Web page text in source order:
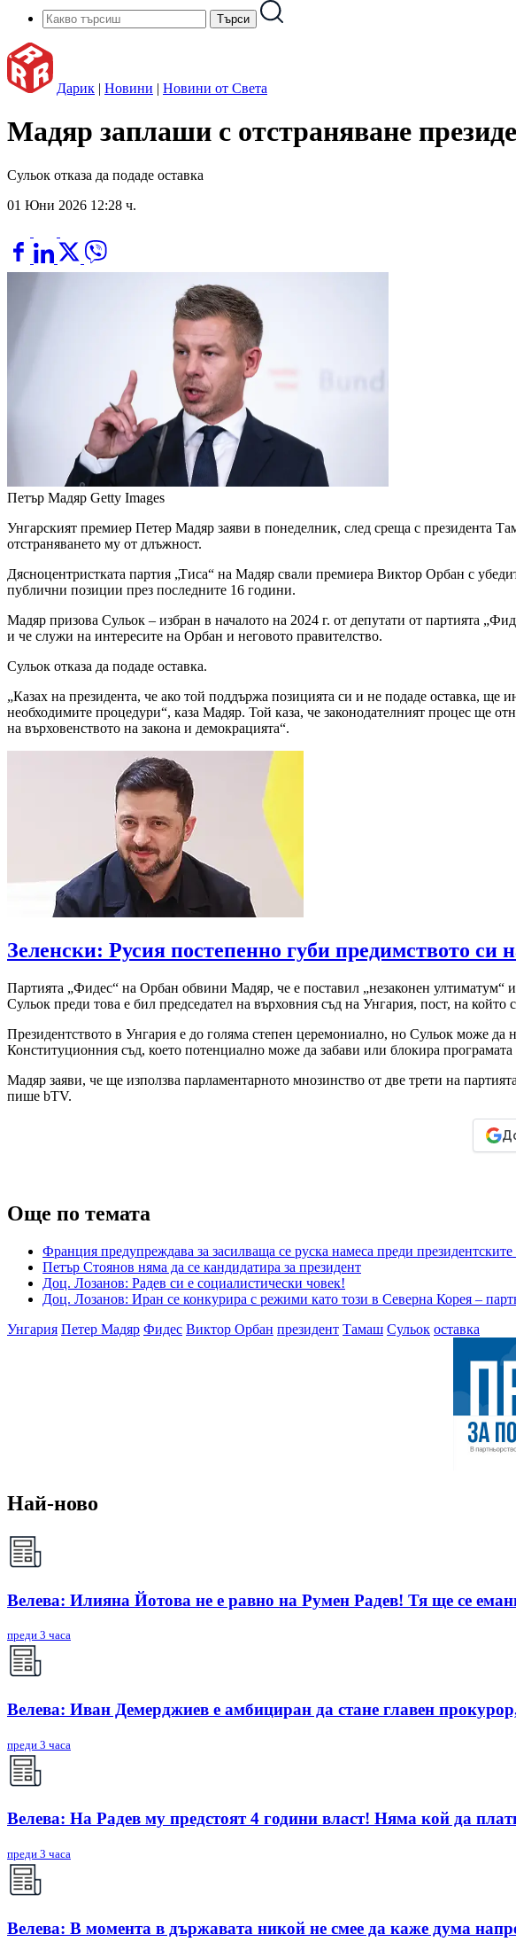
Дарик | Новини | Новини от Света
Мадяр заплаши с отстраняване
Сульок отказа да подаде оставка
01 Юни 2026 12:28 ч.
Петър Мадяр Getty Images
Унгарският премиер Петер Мадяр заяви в понеделник, след среща с президента
отстраняването му от длъжност.
Дясноцентристката партия „Тиса“ на Мадяр свали премиера Виктор Орбан с
публични позиции през последните 16 години.
Мадяр призова Сульок – избран в началото на 2024 г. от депутати от партията
и че служи на интересите на Орбан и неговото правителство.
Сульок отказа да подаде оставка.
„Казах на президента, че ако той поддържа позицията си и не подаде оставка,
необходимите процедури“, каза Мадяр. Той каза, че законодателният процес ще
на върховенството на закона и демокрацията“.
Зеленски: Русия постепенно губи предимството си
Партията „Фидес“ на Орбан обвини Мадяр, че е поставил „незаконен ултиматум“
Сульок преди това е бил председател на върховния съд на Унгария, пост, на който
Президентството в Унгария е до голяма степен церемониално, но Сульок може да
Конституционния съд, което потенциално може да забави или блокира
Мадяр заяви, че ще използва парламентарното мнозинство от две трети на
пише bTV.
Още по темата
Франция предупреждава за засилваща се руска намеса преди президентските
Петър Стоянов няма да се кандидатира за президент
Доц. Лозанов: Радев си е социалистически човек!
Доц. Лозанов: Иран се конкурира с режими като този в Северна Корея –
Унгария Петер Мадяр Фидес Виктор Орбан президент Тамаш Сульок оставка
Най-ново
Велева: Илияна Йотова не е равно на Румен Радев! Тя ще се
преди 3 часа
Велева: Иван Демерджиев е амбициран да стане главен
преди 3 часа
Велева: На Радев му предстоят 4 години власт! Няма кой да
преди 3 часа
Велева: В момента в държавата никой не смее да каже дума